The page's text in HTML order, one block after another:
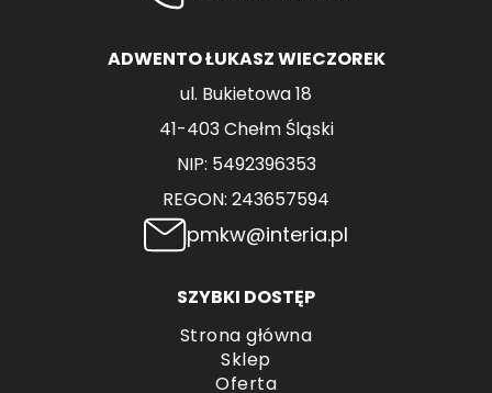
ADWENTO ŁUKASZ WIECZOREK
ul. Bukietowa 18
41-403 Chełm Śląski
NIP: 5492396353
REGON: 243657594
pmkw@interia.pl
SZYBKI DOSTĘP
Strona główna
Sklep
Oferta